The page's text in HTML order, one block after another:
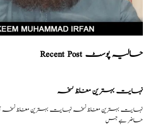
Recent Post حالیہ پوسٹ
نہایت بہترین مغلظ نسخہ
نہایت بہترین مغلظ نسخہ نہایت بہترین مغلظ
حاضر ہے جس